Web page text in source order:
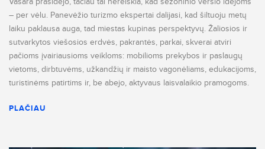
– per vėlu. Panevėžio turizmo ekspertai dalijasi, kad šiltuoju metų
laiku paklausa auga, tad miestas kupinas perspektyvų. Žaliosios ir
sutvarkytos viešosios erdvės, pakrantės, parkai, skverai atviri
pačioms įvairiausioms veikloms: mobilioms prekybos ir paslaugų
vietoms, dirbtuvėms, užkandžių ir maisto vagonėliams, edukacijoms,
turistinėms patirtims ir, be abejo, aktyvaus laisvalaikio pramogoms.
PLAČIAU